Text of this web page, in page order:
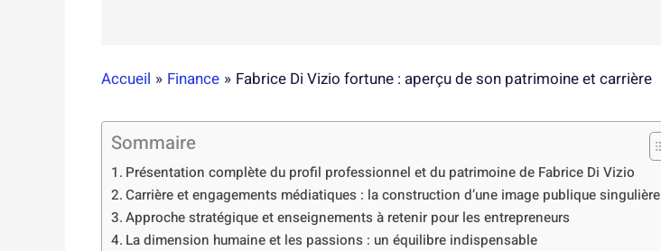
Accueil Finance Fabrice Di Vizio fortune : aperçu de son patrimoine et carrière
Sommaire
Présentation complète du profil professionnel et du patrimoine de Fabrice Di Vizio
Carrière et engagements médiatiques : la construction d’une image publique singulière
Approche stratégique et enseignements à retenir pour les entrepreneurs
La dimension humaine et les passions : un équilibre indispensable